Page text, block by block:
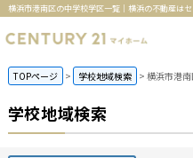
横浜市港南区の中学校学区一覧｜横浜の不動産は
TOPページ 学校地域検索 横浜市港
学校地域検索